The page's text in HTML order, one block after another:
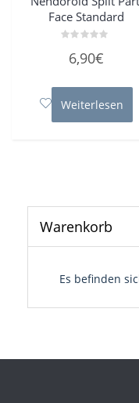
Face Standard
mit
5
6,90€
Weiterlesen
Warenkorb
Es befinden